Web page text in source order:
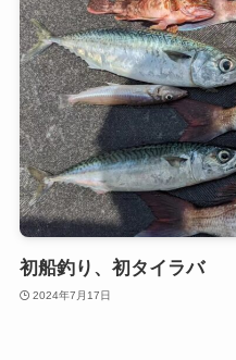
初船釣り、初タイラバ
2024年7月17日